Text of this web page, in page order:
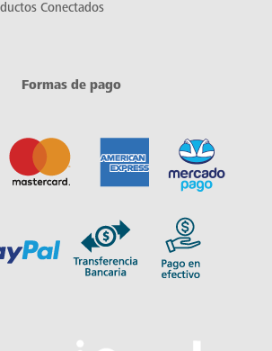
Conectados
Formas de pago